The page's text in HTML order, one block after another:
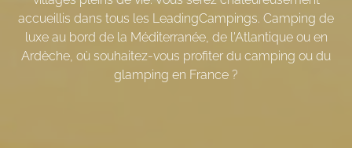
accueillis dans tous les LeadingCampings. Camping de
luxe au bord de la Méditerranée, de l'Atlantique ou en
Ardèche, où souhaitez-vous profiter du camping ou du
glamping en France ?